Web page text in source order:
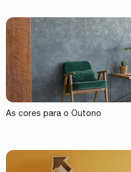
As cores para o Outono